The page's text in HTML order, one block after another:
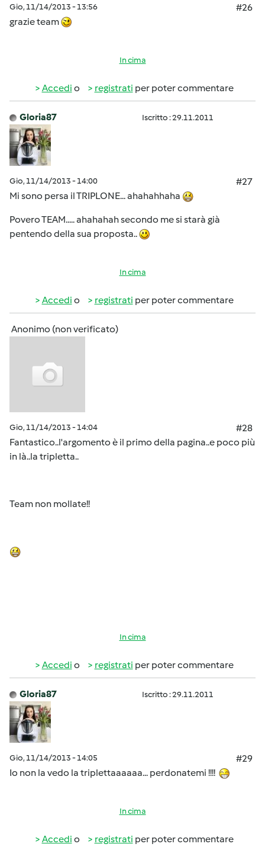
Gio, 11/14/2013 - 13:56
#26
grazie team
In cima
Accedi o registrati per poter commentare
Gloria87 Iscritto : 29.11.2011
Gio, 11/14/2013 - 14:00
#27
Mi sono persa il TRIPLONE... ahahahhaha
Povero TEAM..... ahahahah secondo me si starà già
pentendo della sua proposta..
In cima
Accedi o registrati per poter commentare
Anonimo (non verificato)
Gio, 11/14/2013 - 14:04
#28
Fantastico..l'argomento è il primo della pagina..e poco più
in là..la tripletta..
Team non mollate!!
In cima
Accedi o registrati per poter commentare
Gloria87 Iscritto : 29.11.2011
Gio, 11/14/2013 - 14:05
#29
Io non la vedo la triplettaaaaaa... perdonatemi !!!!
In cima
Accedi o registrati per poter commentare